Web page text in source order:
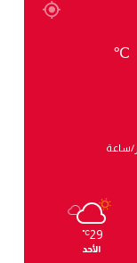
℃
29
℃
الأحد